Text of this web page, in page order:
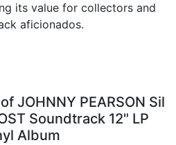
its value for collectors and
aficionados.
JOHNNY PEARSON Sil
Soundtrack 12" LP
Album